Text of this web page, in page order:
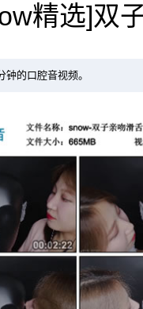
精选]双
的口腔音视频。